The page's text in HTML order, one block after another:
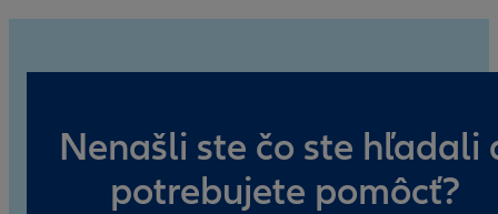
Nenašli ste čo ste hľadali
potrebujete pomôcť?